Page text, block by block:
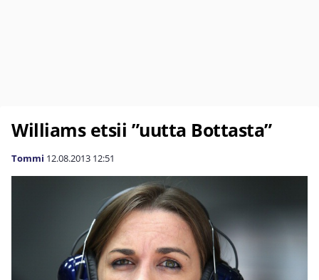
Williams etsii ”uutta Bottasta”
Tommi 12.08.2013 12:51